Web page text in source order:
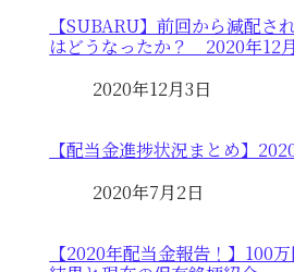
【SUBARU】前回から減配さ
はどうなったか？ 2020年12
2020年12月3日
【配当金進捗状況まとめ】
2020年7月2日
【2020年配当金報告！】100